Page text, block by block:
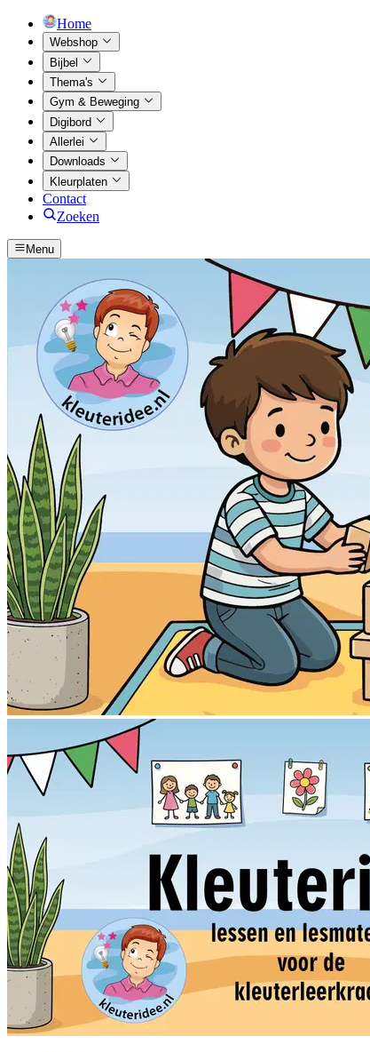
Home
Webshop
Bijbel
Thema's
Gym & Beweging
Digibord
Allerlei
Downloads
Kleurplaten
Contact
Zoeken
Menu